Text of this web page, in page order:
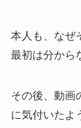
本人も、なぜ
最初は分から
その後、動画
に気付いたよ